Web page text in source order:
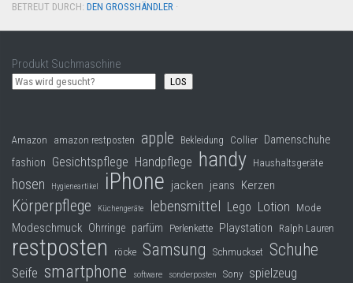
BETREUT DURCH: DEN GROSSHÄNDLER ·
Produkt Suchmaschine
LOS
Amazon amazon restposten apple Bekleidung Collier Damenschuhe
fashion Gesichtspflege Handpflege handy Haushaltsgeräte
hosen Hygieneartikel iPhone jacken jeans Kerzen
Körperpflege Küchengeräte lebensmittel Lego Lotion Mode
Modeschmuck Ohrringe parfüm Perlenkette Playstation Ralph Lauren
restposten röcke Samsung Schmuckset Schuhe
Seife smartphone software sonderposten Sony spielzeug